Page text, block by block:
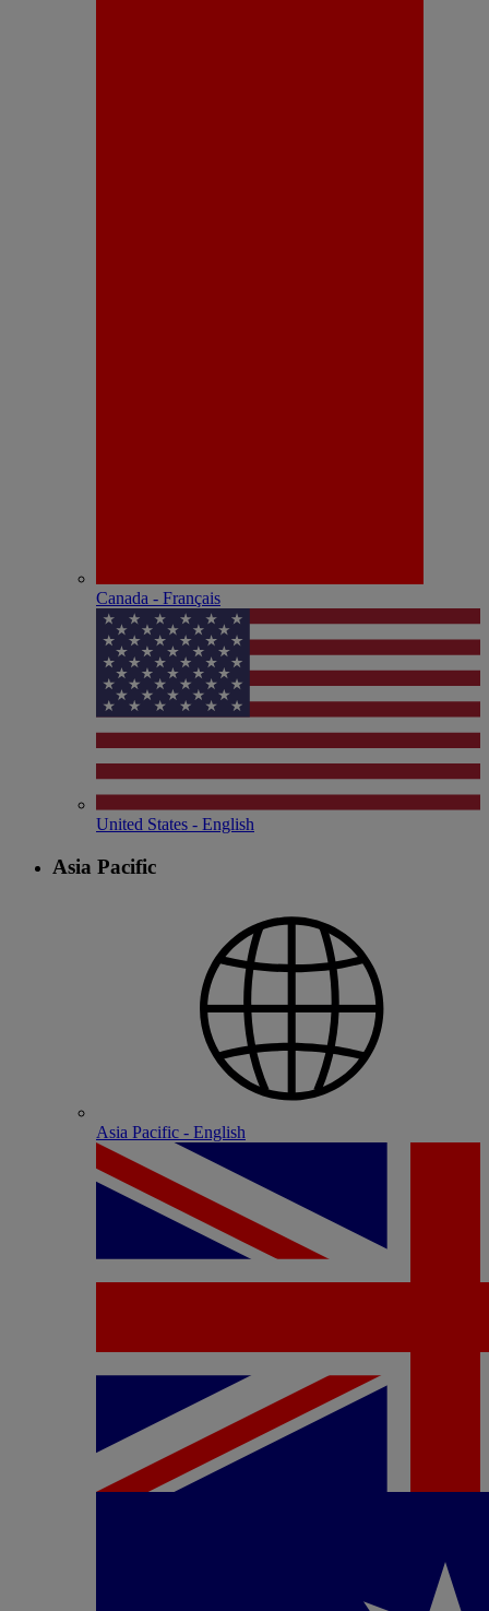
Canada - Français
United States - English
Asia Pacific
Asia Pacific - English